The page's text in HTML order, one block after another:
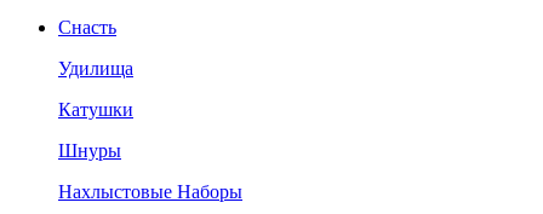
Снасть
Удилища
Катушки
Шнуры
Нахлыстовые Наборы